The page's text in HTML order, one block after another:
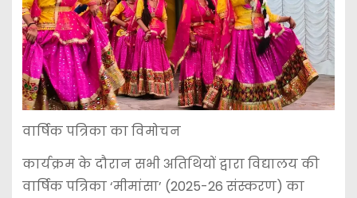
वार्षिक पत्रिका का विमोचन
कार्यक्रम के दौरान सभी अतिथियों द्वारा विद्यालय की
वार्षिक पत्रिका ‘मीमांसा’ (2025-26 संस्करण) का